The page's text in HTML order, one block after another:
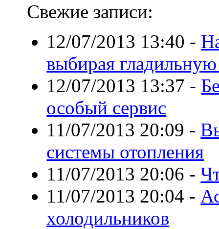
Свежие записи:
12/07/2013 13:40 -
выбирая
12/07/2013 13:37 -
особый сервис
11/07/2013 20:09 -
системы отопления
11/07/2013 20:06 -
11/07/2013 20:04 -
холодильников